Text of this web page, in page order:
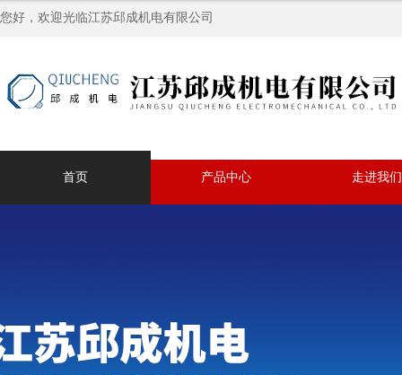
您好，欢迎光临江苏邱成机电有限公司
首页 产品中心 走进我们